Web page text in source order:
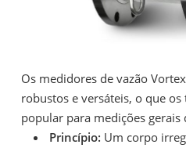
Os medidores de vazão
robustos e versáteis, o que
popular para medições gerais
Princípio: Um corpo